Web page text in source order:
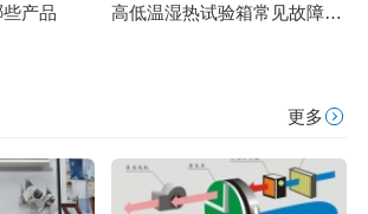
产品 高低温湿热试验箱常见故障排除快讯
更多